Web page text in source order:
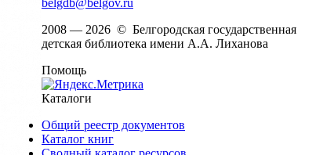
belgdb@belgov.ru
2008 — 2026 © Белгородская государственная
детская библиотека имени А.А. Лиханова
Помощь
Каталоги
Общий реестр документов
Каталог книг